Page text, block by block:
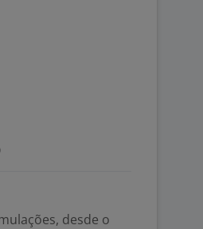
desde o